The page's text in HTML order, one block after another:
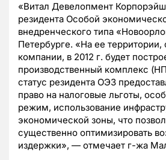
«Витал Девелопмент
резидента Особой
внедренческого типа
Петербурге. «На ее территории,
компании, в 2012 г. будет
производственный комплекс
статус резидента ОЭЗ
право на налоговые льготы,
режим, использование
экономической зоны, что
существенно оптимизировать
издержки», — отмечает г-жа